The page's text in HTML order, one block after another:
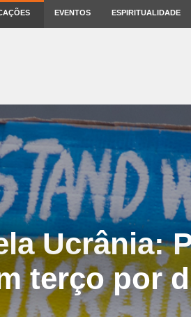
EVENTOS ESPIRITUALIDADE
Ucrânia:
terço por